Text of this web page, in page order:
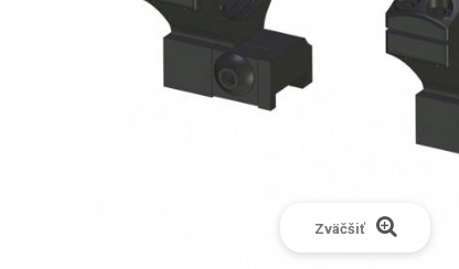
Zväčšiť